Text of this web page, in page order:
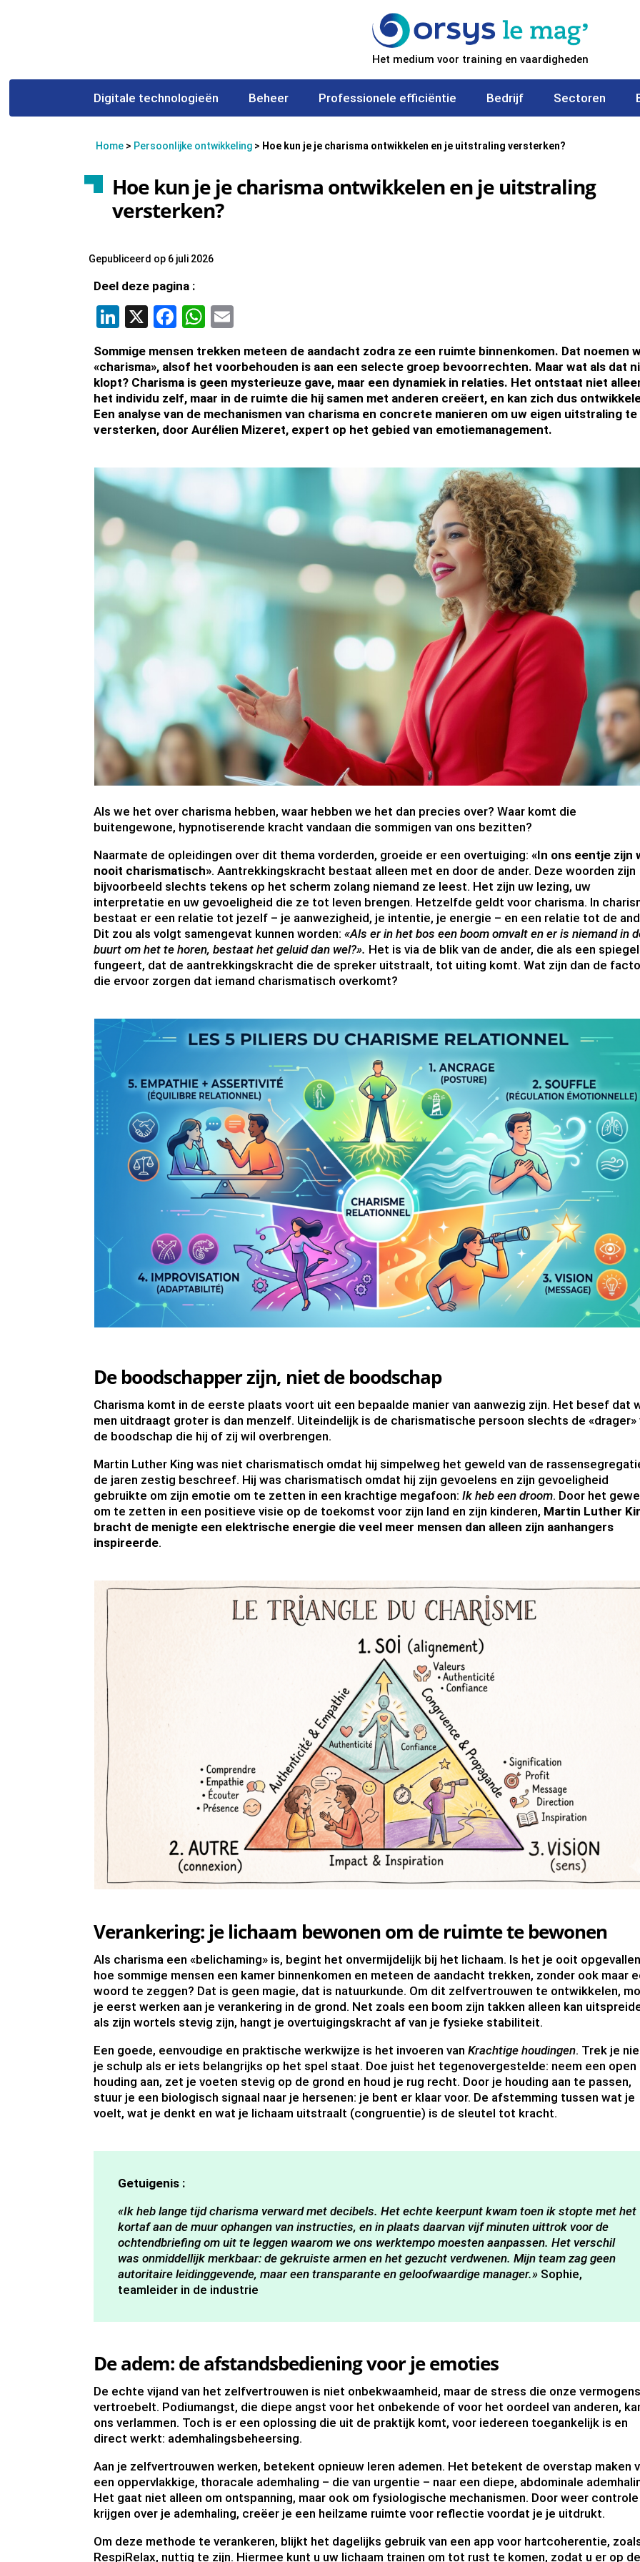
Het medium voor training en vaardigheden
Digitale technologieën Beheer Professionele efficiëntie Bedrijf Sectoren
Home > Persoonlijke ontwikkeling > Hoe kun je je charisma ontwikkelen en je uitstraling versterken?
Hoe kun je je charisma ontwikkelen en je uitstraling
versterken?
Gepubliceerd op 6 juli 2026
Deel deze pagina :
LinkedIn
X Facebook
WhatsApp
Sommige mensen trekken meteen de aandacht zodra ze een ruimte binnenkomen. Dat noemen
«charisma», alsof het voorbehouden is aan een selecte groep bevoorrechten. Maar wat als dat
klopt? Charisma is geen mysterieuze gave, maar een dynamiek in relaties. Het ontstaat niet
het individu zelf, maar in de ruimte die hij samen met anderen creëert, en kan zich dus
Een analyse van de mechanismen van charisma en concrete manieren om uw eigen uitstraling te
versterken, door Aurélien Mizeret, expert op het gebied van emotiemanagement.
Als we het over charisma hebben, waar hebben we het dan precies over? Waar komt die
buitengewone, hypnotiserende kracht vandaan die sommigen van ons bezitten?
Naarmate de opleidingen over dit thema vorderden, groeide er een overtuiging:«In ons eentje zijn
nooit charismatisch». Aantrekkingskracht bestaat alleen met en door de ander. Deze woorden zijn
bijvoorbeeld slechts tekens op het scherm zolang niemand ze leest. Het zijn uw lezing, uw
interpretatie en uw gevoeligheid die ze tot leven brengen. Hetzelfde geldt voor charisma. In
bestaat er een relatie tot jezelf – je aanwezigheid, je intentie, je energie – en een relatie tot de
Dit zou als volgt samengevat kunnen worden:«Als er in het bos een boom omvalt en er is niemand in
buurt om het te horen, bestaat het geluid dan wel?». Het is via de blik van de ander, die als een spiegel
fungeert, dat de aantrekkingskracht die de spreker uitstraalt, tot uiting komt. Wat zijn dan de
die ervoor zorgen dat iemand charismatisch overkomt?
De boodschapper zijn, niet de boodschap
Charisma komt in de eerste plaats voort uit een bepaalde manier van aanwezig zijn. Het besef dat
men uitdraagt groter is dan menzelf. Uiteindelijk is de charismatische persoon slechts de «drager»
de boodschap die hij of zij wil overbrengen.
Martin Luther King was niet charismatisch omdat hij simpelweg het geweld van de
de jaren zestig beschreef. Hij was charismatisch omdat hij zijn gevoelens en zijn gevoeligheid
gebruikte om zijn emotie om te zetten in een krachtige megafoon:Ik heb een droom. Door het
om te zetten in een positieve visie op de toekomst voor zijn land en zijn kinderen, Martin Luther
bracht de menigte een elektrische energie die veel meer mensen dan alleen zijn aanhangers
inspireerde.
Verankering: je lichaam bewonen om de ruimte te bewonen
Als charisma een «belichaming» is, begint het onvermijdelijk bij het lichaam. Is het je ooit
hoe sommige mensen een kamer binnenkomen en meteen de aandacht trekken, zonder ook maar
woord te zeggen? Dat is geen magie, dat is natuurkunde. Om dit zelfvertrouwen te ontwikkelen,
je eerst werken aan je verankering in de grond. Net zoals een boom zijn takken alleen kan
als zijn wortels stevig zijn, hangt je overtuigingskracht af van je fysieke stabiliteit.
Een goede, eenvoudige en praktische werkwijze is het invoeren vanKrachtige houdingen. Trek je
je schulp als er iets belangrijks op het spel staat. Doe juist het tegenovergestelde: neem een open
houding aan, zet je voeten stevig op de grond en houd je rug recht. Door je houding aan te passen,
stuur je een biologisch signaal naar je hersenen: je bent er klaar voor. De afstemming tussen wat je
voelt, wat je denkt en wat je lichaam uitstraalt (congruentie) is de sleutel tot kracht.
Getuigenis :
«Ik heb lange tijd charisma verward met decibels. Het echte keerpunt kwam toen ik stopte met het
kortaf aan de muur ophangen van instructies, en in plaats daarvan vijf minuten uittrok voor de
ochtendbriefing om uit te leggen waarom we ons werktempo moesten aanpassen. Het verschil
was onmiddellijk merkbaar: de gekruiste armen en het gezucht verdwenen. Mijn team zag geen
autoritaire leidinggevende, maar een transparante en geloofwaardige manager.» Sophie,
teamleider in de industrie
De adem: de afstandsbediening voor je emoties
De echte vijand van het zelfvertrouwen is niet onbekwaamheid, maar de stress die onze
vertroebelt. Podiumangst, die diepe angst voor het onbekende of voor het oordeel van anderen,
ons verlammen. Toch is er een oplossing die uit de praktijk komt, voor iedereen toegankelijk is en
direct werkt: ademhalingsbeheersing.
Aan je zelfvertrouwen werken, betekent opnieuw leren ademen. Het betekent de overstap maken
een oppervlakkige, thoracale ademhaling – die van urgentie – naar een diepe, abdominale
Het gaat niet alleen om ontspanning, maar ook om fysiologische mechanismen. Door weer
krijgen over je ademhaling, creëer je een heilzame ruimte voor reflectie voordat je je uitdrukt.
Om deze methode te verankeren, blijkt het dagelijks gebruik van een app voor hartcoherentie,
RespiRelax, nuttig te zijn. Hiermee kunt u uw lichaam trainen om tot rust te komen, zodat u er op